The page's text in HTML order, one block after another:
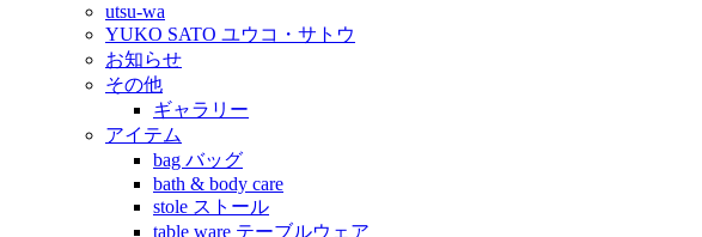
utsu-wa
YUKO SATO ユウコ・サトウ
お知らせ
その他
ギャラリー
アイテム
bag バッグ
bath & body care
stole ストール
table ware テーブルウェア